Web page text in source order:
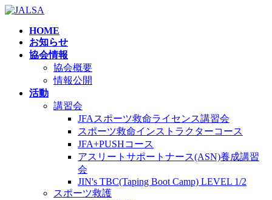
コ
ナ
HOME
お知らせ
協会情報
協会概要
情報公開
活動
講習会
JFAスポーツ救命ライセンス講習会
スポーツ救命インストラクターコース
JFA+PUSHコース
アスリートサポートナース(ASN)養成講習
会
JIN's TBC(Taping Boot Camp) LEVEL 1/2
スポーツ救護